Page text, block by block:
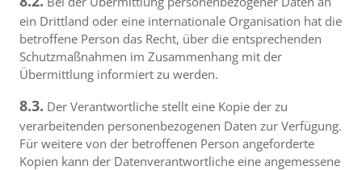
ein Drittland oder eine internationale Organisation hat die
betroffene Person das Recht, über die entsprechenden
Schutzmaßnahmen im Zusammenhang mit der
Übermittlung informiert zu werden.
8.3. Der Verantwortliche stellt eine Kopie der zu
verarbeitenden personenbezogenen Daten zur Verfügung.
Für weitere von der betroffenen Person angeforderte
Kopien kann der Datenverantwortliche eine angemessene